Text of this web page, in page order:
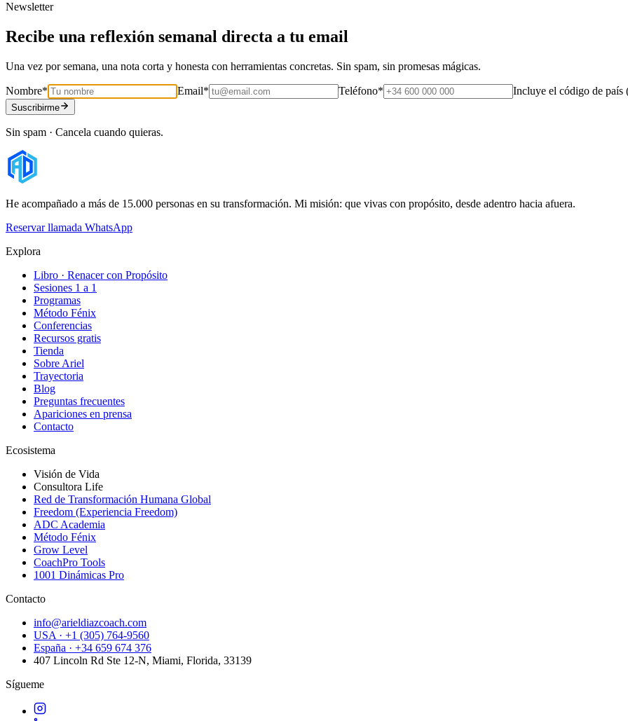
Newsletter
Recibe una reflexión semanal directa a tu email
Una vez por semana, una nota corta y honesta con herramientas concretas. Sin spam, sin promesas mágicas.
Nombre* Email* Teléfono* Incluye el código de país
Suscribirme
Sin spam · Cancela cuando quieras.
He acompañado a más de 15.000 personas en su transformación. Mi misión: que vivas con propósito, desde adentro hacia afuera.
Reservar llamada WhatsApp
Explora
Libro · Renacer con Propósito
Sesiones 1 a 1
Programas
Método Fénix
Conferencias
Recursos gratis
Tienda
Sobre Ariel
Trayectoria
Blog
Preguntas frecuentes
Apariciones en prensa
Contacto
Ecosistema
Visión de Vida
Consultora Life
Red de Transformación Humana Global
Freedom (Experiencia Freedom)
ADC Academia
Método Fénix
Grow Level
CoachPro Tools
1001 Dinámicas Pro
Contacto
info@arieldiazcoach.com
USA · +1 (305) 764-9560
España · +34 659 674 376
407 Lincoln Rd Ste 12-N, Miami, Florida, 33139
Sígueme